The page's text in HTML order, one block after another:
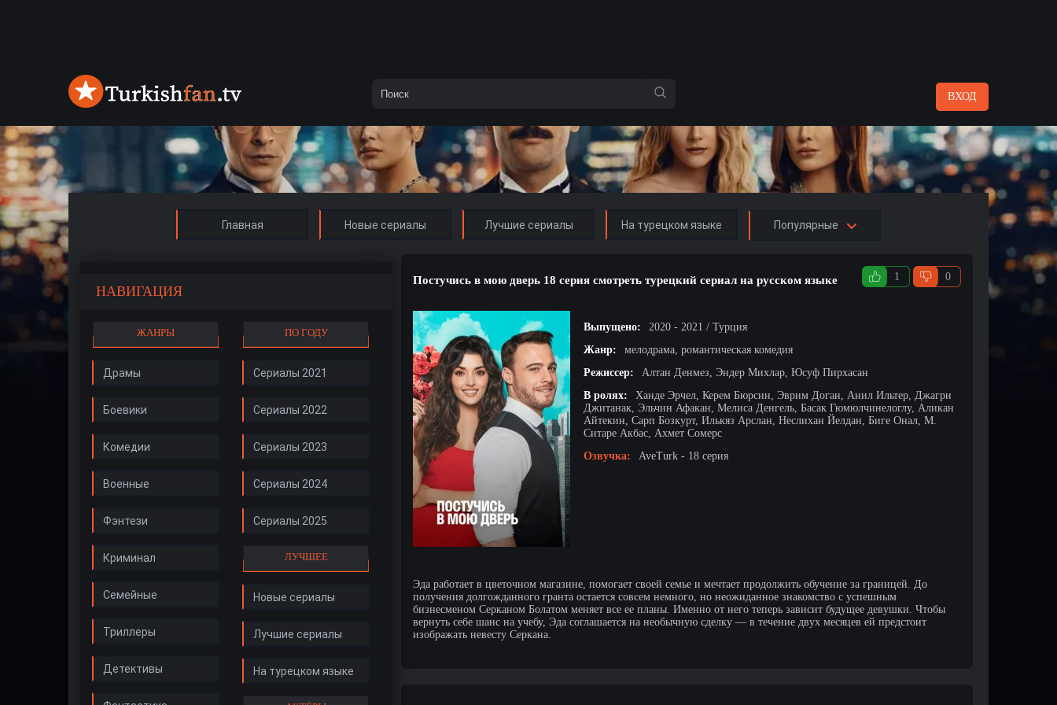
ВХОД
Главная Новые сериалы Лучшие сериалы На турецком языке Популярные
НАВИГАЦИЯ
ЖАНРЫ
Драмы
Боевики
Комедии
Военные
Фэнтези
Криминал
Семейные
Триллеры
Детективы
ПО ГОДУ
Сериалы 2021
Сериалы 2022
Сериалы 2023
Сериалы 2024
Сериалы 2025
ЛУЧШЕЕ
Новые сериалы
Лучшие сериалы
На турецком языке
Постучись в мою дверь 18 серия смотреть турецкий сериал на русском языке 1 0
Выпущено:
2020 - 2021 / Турция
Жанр:
мелодрама, романтическая комедия
Режиссер:
Алтан Денмез, Эндер Михлар, Юсуф Пирхасан
В ролях:
Ханде Эрчел, Керем Бюрсин, Эврим Доган, Анил Ильтер, Джагри
Джитанак, Эльчин Афакан, Мелиса Денгель, Басак Гюмюлчинелоглу, Аликан
Айтекин, Сарп Бозкурт, Илькяз Арслан, Неслихан Йелдан, Биге Онал, М.
Ситаре Акбас, Ахмет Сомерс
Озвучка:
AveTurk - 18 серия
Эда работает в цветочном магазине, помогает своей семье и мечтает продолжить обучение за границей. До
получения долгожданного гранта остается совсем немного, но неожиданное знакомство с успешным
бизнесменом Серканом Болатом меняет все ее планы. Именно от него теперь зависит будущее девушки. Чтобы
вернуть себе шанс на учебу, Эда соглашается на необычную сделку — в течение двух месяцев ей предстоит
изображать невесту Серкана.